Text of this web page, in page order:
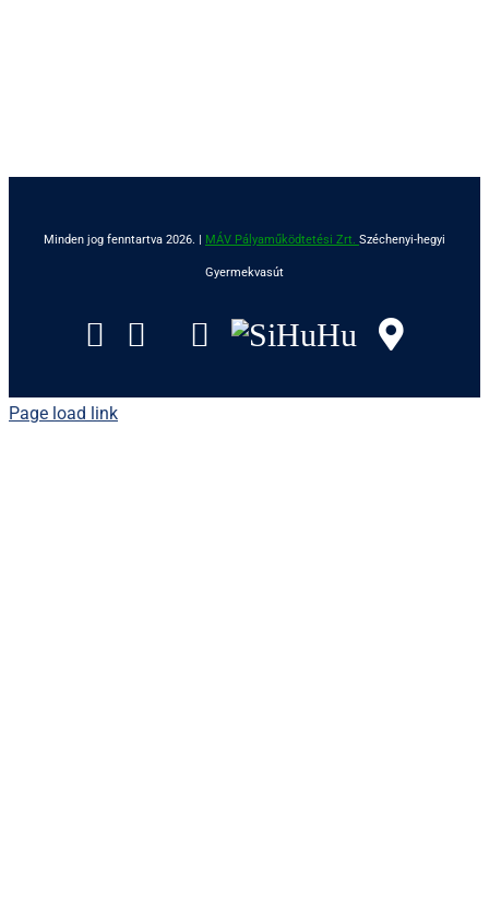
Minden jog fenntartva 2026. | MÁV Pályaműködtetési Zrt. Széchenyi-hegyi
Gyermekvasút
Facebook
Instagram
Tripadvisor
YouTube
SiHuHu
Page load link